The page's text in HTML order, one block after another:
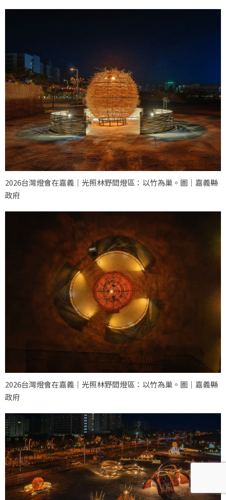
2026台灣燈會在嘉義｜光照林野間燈區：以竹為巢。圖｜嘉義縣
政府
2026台灣燈會在嘉義｜光照林野間燈區：以竹為巢。圖｜嘉義縣
政府